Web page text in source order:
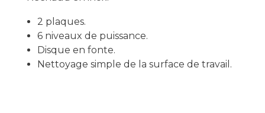
2 plaques.
6 niveaux de puissance.
Disque en fonte.
Nettoyage simple de la surface de travail.